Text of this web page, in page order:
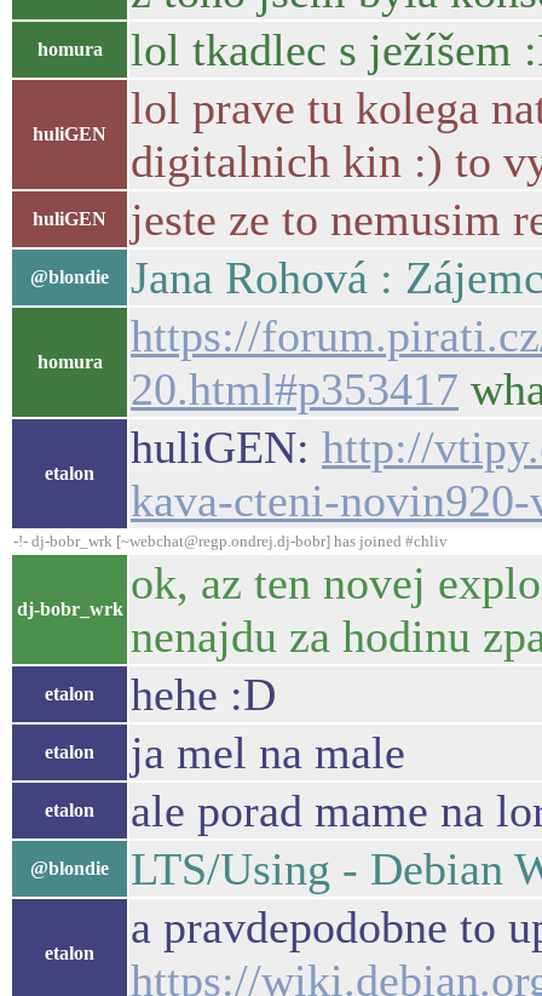
homura lol tkadlec s ježíšem
huliGEN
lol prave tu kolega
digitalnich kin :) to
huliGEN jeste ze to nemusim
@blondie Jana Rohová :
homura
https://
20.html#p353417
etalon
huliGEN: http://
kava-cteni-
-!- dj-bobr_wrk [~webchat@regp.ondrej.dj-bobr] has joined #chliv
dj-bobr_wrk
ok, az ten novej
nenajdu za hodinu
etalon hehe :D
etalon ja mel na male
etalon ale porad mame na
@blondie LTS/Using - Debian
etalon
a pravdepodobne to
https://